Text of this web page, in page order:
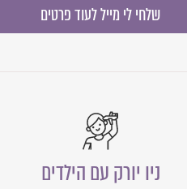
שלחי לי מייל לעוד פרטים
ניו יורק עם הילדים